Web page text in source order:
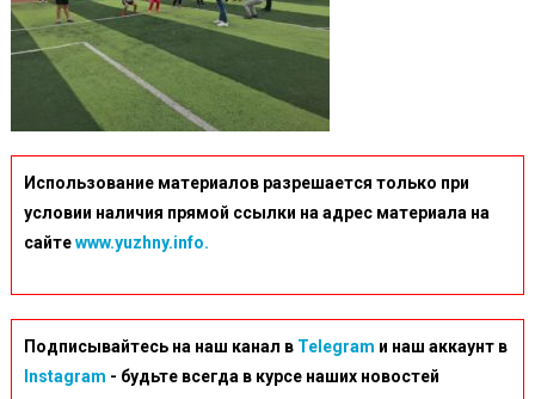
Использование материалов разрешается только при
условии наличия прямой ссылки на адрес материала на
сайтеwww.yuzhny.info.
Подписывайтесь на наш канал в Telegram и наш аккаунт в
Instagram - будьте всегда в курсе наших новостей